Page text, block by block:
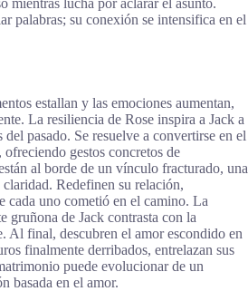
palabras; su conexión se intensifica en el
estallan y las emociones aumentan,
La resiliencia de Rose inspira a Jack a
pasado. Se resuelve a convertirse en el
gestos concretos de
al borde de un vínculo fracturado, una
Redefinen su relación,
cada uno cometió en el camino. La
gruñona de Jack contrasta con la
Al final, descubren el amor escondido en
finalmente derribados, entrelazan sus
puede evolucionar de un
basada en el amor.